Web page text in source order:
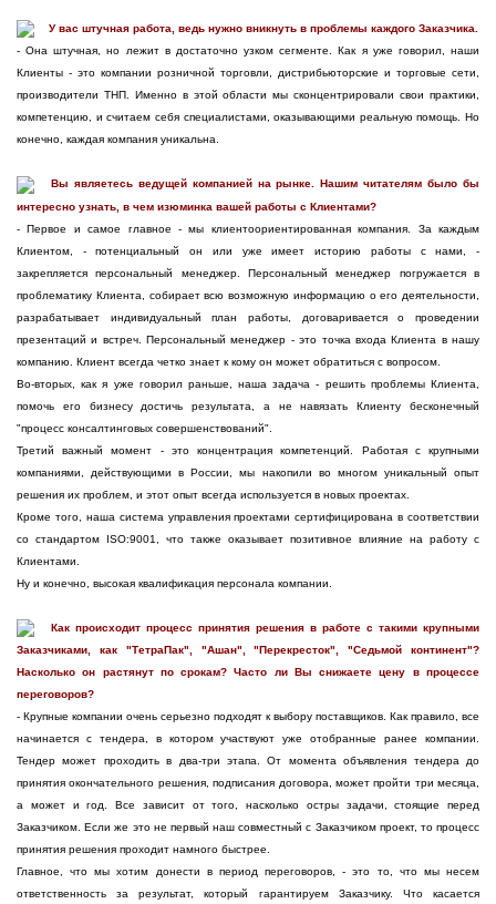
У вас штучная работа, ведь нужно вникнуть в проблемы каждого Заказчика.
- Она штучная, но лежит в достаточно узком сегменте. Как я уже говорил, наши
Клиенты - это компании розничной торговли, дистрибьюторские и торговые сети,
производители ТНП. Именно в этой области мы сконцентрировали свои практики,
компетенцию, и считаем себя специалистами, оказывающими реальную помощь. Но
конечно, каждая компания уникальна.
Вы являетесь ведущей компанией на рынке. Нашим читателям было бы
интересно узнать, в чем изюминка вашей работы с Клиентами?
- Первое и самое главное - мы клиентоориентированная компания. За каждым
Клиентом, - потенциальный он или уже имеет историю работы с нами, -
закрепляется персональный менеджер. Персональный менеджер погружается в
проблематику Клиента, собирает всю возможную информацию о его деятельности,
разрабатывает индивидуальный план работы, договаривается о проведении
презентаций и встреч. Персональный менеджер - это точка входа Клиента в нашу
компанию. Клиент всегда четко знает к кому он может обратиться с вопросом.
Во-вторых, как я уже говорил раньше, наша задача - решить проблемы Клиента,
помочь его бизнесу достичь результата, а не навязать Клиенту бесконечный
"процесс консалтинговых совершенствований".
Третий важный момент - это концентрация компетенций. Работая с крупными
компаниями, действующими в России, мы накопили во многом уникальный опыт
решения их проблем, и этот опыт всегда используется в новых проектах.
Кроме того, наша система управления проектами сертифицирована в соответствии
со стандартом ISO:9001, что также оказывает позитивное влияние на работу с
Клиентами.
Ну и конечно, высокая квалификация персонала компании.
Как происходит процесс принятия решения в работе с такими крупными
Заказчиками, как "ТетраПак", "Ашан", "Перекресток", "Седьмой континент"?
Насколько он растянут по срокам? Часто ли Вы снижаете цену в процессе
переговоров?
- Крупные компании очень серьезно подходят к выбору поставщиков. Как правило, все
начинается с тендера, в котором участвуют уже отобранные ранее компании.
Тендер может проходить в два-три этапа. От момента объявления тендера до
принятия окончательного решения, подписания договора, может пройти три месяца,
а может и год. Все зависит от того, насколько остры задачи, стоящие перед
Заказчиком. Если же это не первый наш совместный с Заказчиком проект, то процесс
принятия решения проходит намного быстрее.
Главное, что мы хотим донести в период переговоров, - это то, что мы несем
ответственность за результат, который гарантируем Заказчику. Что касается